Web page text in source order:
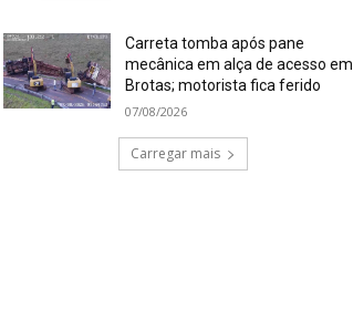
Carreta tomba após pane
mecânica em alça de acesso em
Brotas; motorista fica ferido
07/08/2026
Carregar mais